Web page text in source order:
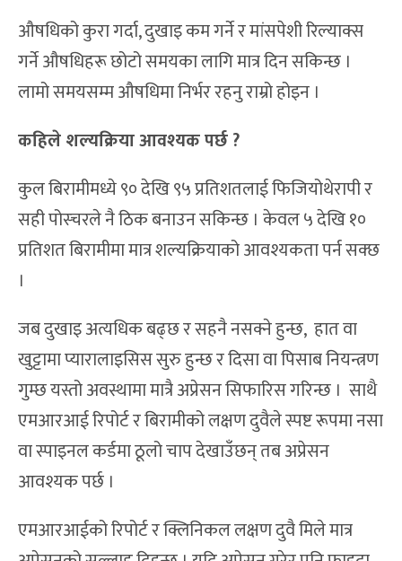
औषधिको कुरा गर्दा, दुखाइ कम गर्ने र मांसपेशी रिल्याक्स
गर्ने औषधिहरू छोटो समयका लागि मात्र दिन सकिन्छ ।
लामो समयसम्म औषधिमा निर्भर रहनु राम्रो होइन ।
कहिले शल्यक्रिया आवश्यक पर्छ ?
कुल बिरामीमध्ये ९० देखि ९५ प्रतिशतलाई फिजियोथेरापी र
सही पोस्चरले नै ठिक बनाउन सकिन्छ । केवल ५ देखि १०
प्रतिशत बिरामीमा मात्र शल्यक्रियाको आवश्यकता पर्न सक्छ
।
जब दुखाइ अत्यधिक बढ्छ र सहनै नसक्ने हुन्छ, हात वा
खुट्टामा प्यारालाइसिस सुरु हुन्छ र दिसा वा पिसाब नियन्त्रण
गुम्छ यस्तो अवस्थामा मात्रै अप्रेसन सिफारिस गरिन्छ । साथै
एमआरआई रिपोर्ट र बिरामीको लक्षण दुवैले स्पष्ट रूपमा नसा
वा स्पाइनल कर्डमा ठूलो चाप देखाउँछन् तब अप्रेसन
आवश्यक पर्छ ।
एमआरआईको रिपोर्ट र क्लिनिकल लक्षण दुवै मिले मात्र